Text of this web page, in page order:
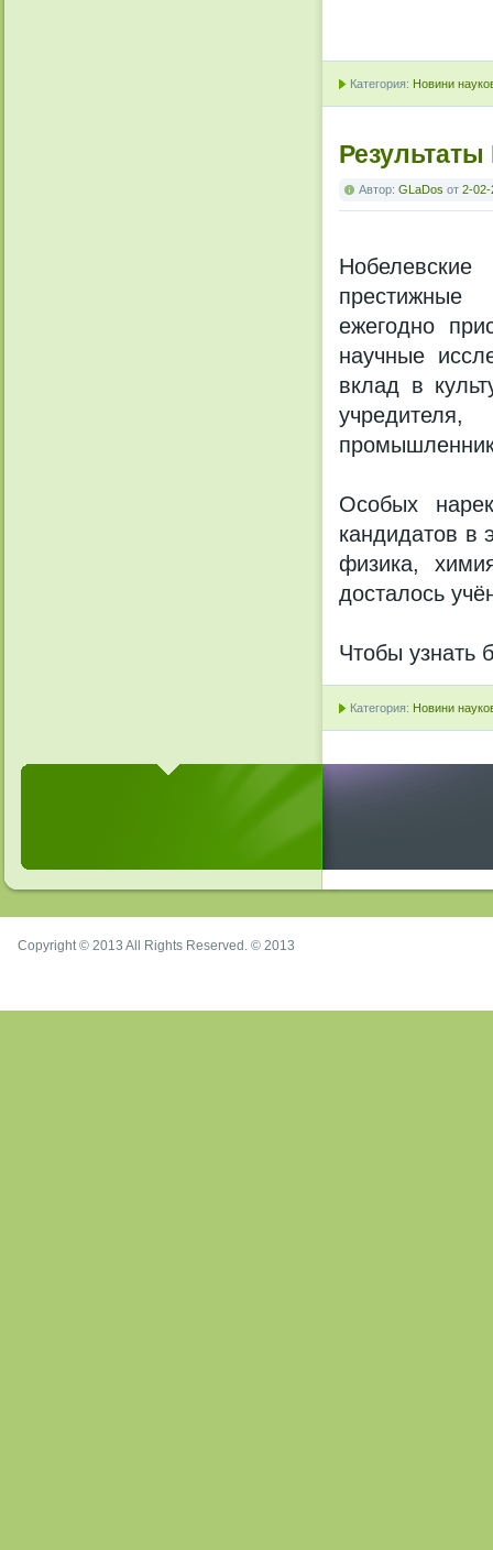
Категория: Новини
Автор: GLaDos от 2-02-
ежегодно
научные
вклад в
Особых
кандидатов в
физика,
досталось
Чтобы узнать
Категория: Новини
Copyright © 2013 All Rights Reserved. © 2013